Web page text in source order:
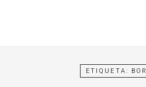
ETIQUETA: